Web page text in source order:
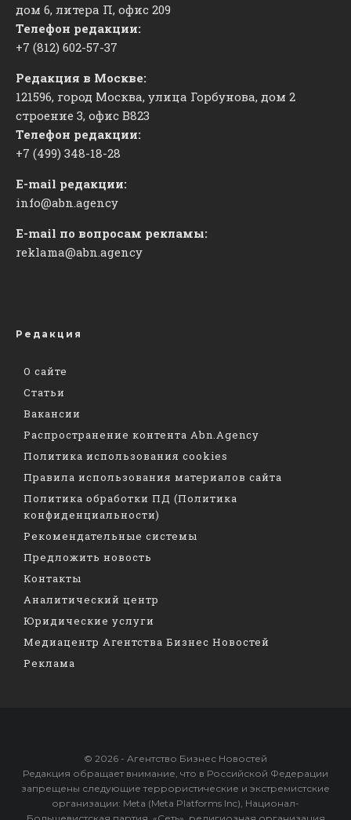
дом 6, литера П, офис 209
Телефон редакции:
+7 (812) 602-57-37
Редакция в Москве:
121596, город Москва, улица Горбунова, дом 2
строение 3, офис ​В823
Телефон редакции:
+7 (499) 348-18-28
E-mail редакции:
info@abn.agency
E-mail по вопросам рекламы:
reklama@abn.agency
Редакция
О сайте
Статьи
Вакансии
Распространение контента Abn.Agency
Политика использования cookies
Правила использования материалов сайта
Политика обработки ПД (Политика
конфиденциальности)
Рекомендательные системы
Предложить новость
Контакты
Аналитический центр
Юридические услуги
Медиацентр Агентства Бизнес Новостей
Реклама
© 2026 - Агентство Бизнес Новостей
Редакция обращает внимание, что в Российской Федерации
запрещены следующие террористические и экстремистские
организации: Meta (Meta Platforms Inc), Национал-